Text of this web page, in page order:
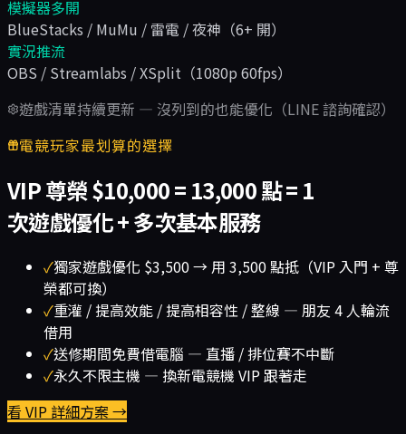
模擬器多開
BlueStacks / MuMu / 雷電 / 夜神（6+ 開）
實況推流
OBS / Streamlabs / XSplit（1080p 60fps）
遊戲清單持續更新 — 沒列到的也能優化（LINE 諮詢確認）
電競玩家最划算的選擇
VIP 尊榮 $10,000 = 13,000 點 = 1
次遊戲優化 + 多次基本服務
✓獨家遊戲優化 $3,500 → 用 3,500 點抵（VIP 入門 + 尊
榮都可換）
✓重灌 / 提高效能 / 提高相容性 / 整線 — 朋友 4 人輪流
借用
✓送修期間免費借電腦 — 直播 / 排位賽不中斷
✓永久不限主機 — 換新電競機 VIP 跟著走
看 VIP 詳細方案 →